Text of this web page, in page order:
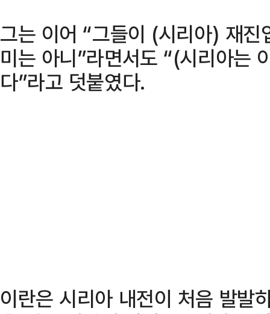
그는 이어 “그들이 (시리아) 재
미는 아니”라면서도 “(시리아는
다”라고 덧붙였다.
이란은 시리아 내전이 처음 발발